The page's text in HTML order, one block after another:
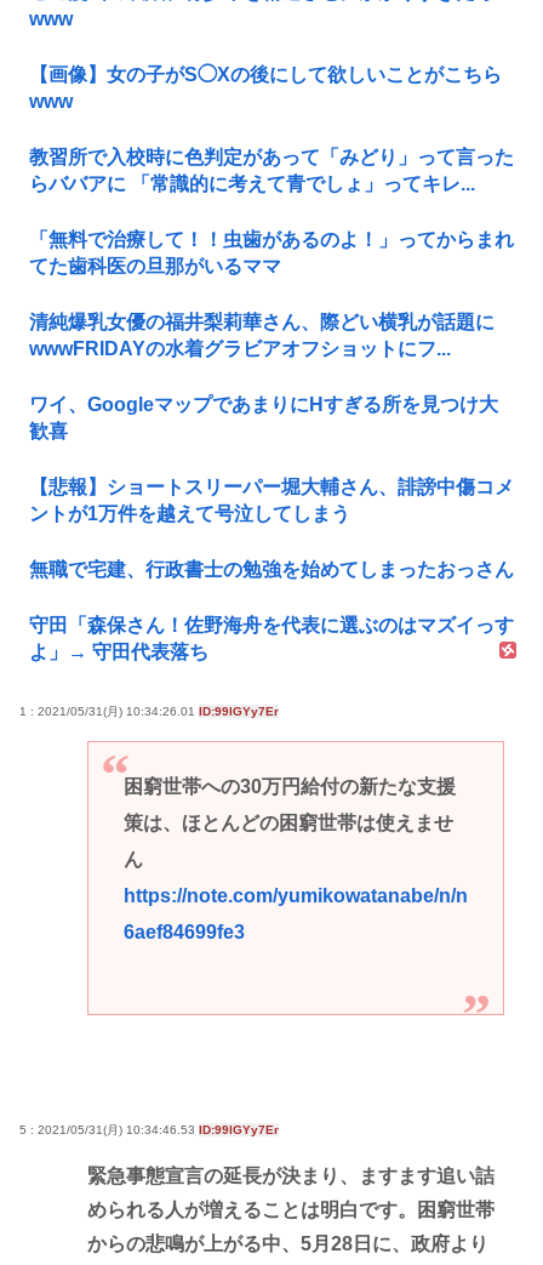
www
【画像】女の子がS◯Xの後にして欲しいことがこちら
www
教習所で入校時に色判定があって「みどり」って言った
らババアに 「常識的に考えて青でしょ」ってキレ...
「無料で治療して！！虫歯があるのよ！」ってからまれ
てた歯科医の旦那がいるママ
清純爆乳女優の福井梨莉華さん、際どい横乳が話題に
wwwFRIDAYの水着グラビアオフショットにフ...
ワイ、GoogleマップであまりにΗすぎる所を見つけ大
歓喜
【悲報】ショートスリーパー堀大輔さん、誹謗中傷コメ
ントが1万件を越えて号泣してしまう
無職で宅建、行政書士の勉強を始めてしまったおっさん
守田「森保さん！佐野海舟を代表に選ぶのはマズイっす
よ」→ 守田代表落ち
1 : 2021/05/31(月) 10:34:26.01 ID:99lGYy7Er
困窮世帯への30万円給付の新たな支援
策は、ほとんどの困窮世帯は使えませ
ん
https://note.com/yumikowatanabe/n/n
6aef84699fe3
5 : 2021/05/31(月) 10:34:46.53 ID:99lGYy7Er
緊急事態宣言の延長が決まり、ますます追い詰
められる人が増えることは明白です。困窮世帯
からの悲鳴が上がる中、5月28日に、政府より